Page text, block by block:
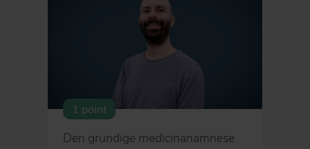
1 point
Den grundige medicinanamnese